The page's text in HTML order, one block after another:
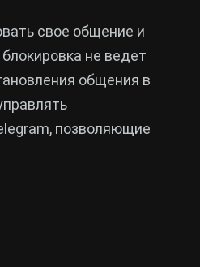
свое общение и
не ведет
общения в
позволяющие